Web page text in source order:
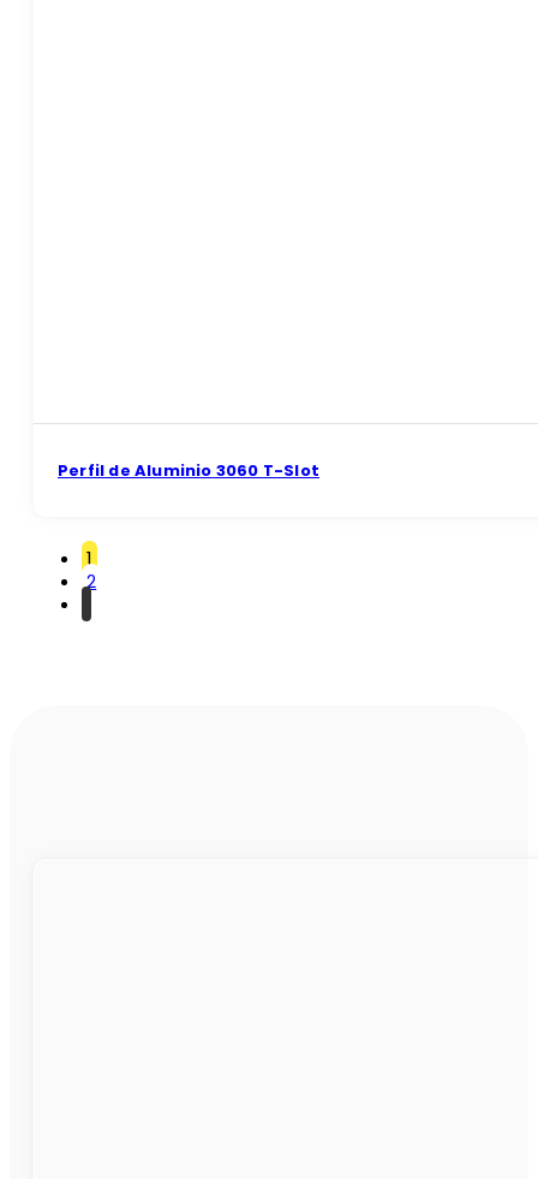
Perfil de Aluminio 3060 T-Slot
1
2